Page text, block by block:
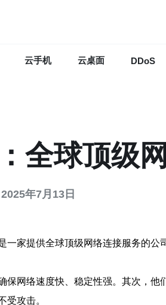
云手机 云桌面 DDoS
全球顶级
2025年7月13日
家提供全球顶级网络连接服务的
网络速度快、稳定性强。其次，
受攻击。